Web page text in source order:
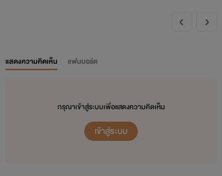
แสดงความคิดเห็น แฟนบอร์ด
กรุณาเข้าสู่ระบบเพื่อแสดงความคิดเห็น
เข้าสู่ระบบ